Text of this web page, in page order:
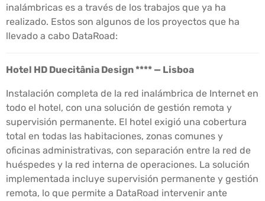
inalámbricas es a través de los trabajos que ya ha
realizado. Estos son algunos de los proyectos que ha
llevado a cabo DataRoad:
Hotel HD Duecitânia Design **** — Lisboa
Instalación completa de la red inalámbrica de Internet en
todo el hotel, con una solución de gestión remota y
supervisión permanente. El hotel exigió una cobertura
total en todas las habitaciones, zonas comunes y
oficinas administrativas, con separación entre la red de
huéspedes y la red interna de operaciones. La solución
implementada incluye supervisión permanente y gestión
remota, lo que permite a DataRoad intervenir ante